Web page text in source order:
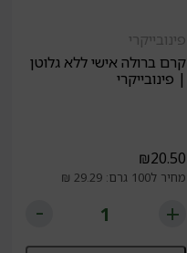
פינובייקרי
קרם ברולה אישי ללא גלוטן
| פינובייקרי
₪20.50
מחיר ל100 גרם: 29.29 ₪